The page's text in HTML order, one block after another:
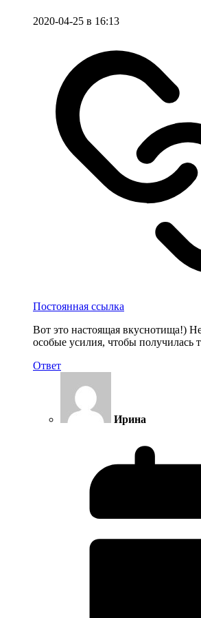
2020-04-25 в 16:13
Постоянная ссылка
Вот это настоящая вкуснотища!)
особые усилия, чтобы получилась
Ответ
Ирина